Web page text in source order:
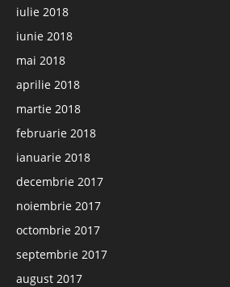
iulie 2018
iunie 2018
mai 2018
aprilie 2018
martie 2018
februarie 2018
ianuarie 2018
decembrie 2017
noiembrie 2017
octombrie 2017
septembrie 2017
august 2017